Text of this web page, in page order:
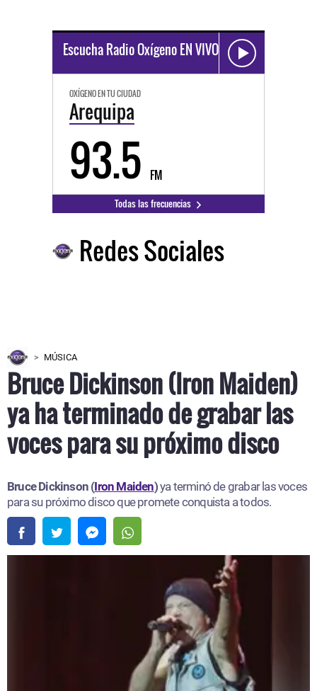
Escucha Radio Oxígeno EN VIVO
OXÍGENO EN TU CIUDAD
Arequipa
93.5 FM
Todas las frecuencias
Redes Sociales
MÚSICA
Bruce Dickinson (Iron Maiden)
ya ha terminado de grabar las
voces para su próximo disco
Bruce Dickinson (Iron Maiden)ya terminó de grabar las voces
para su próximo disco que promete conquista a todos.